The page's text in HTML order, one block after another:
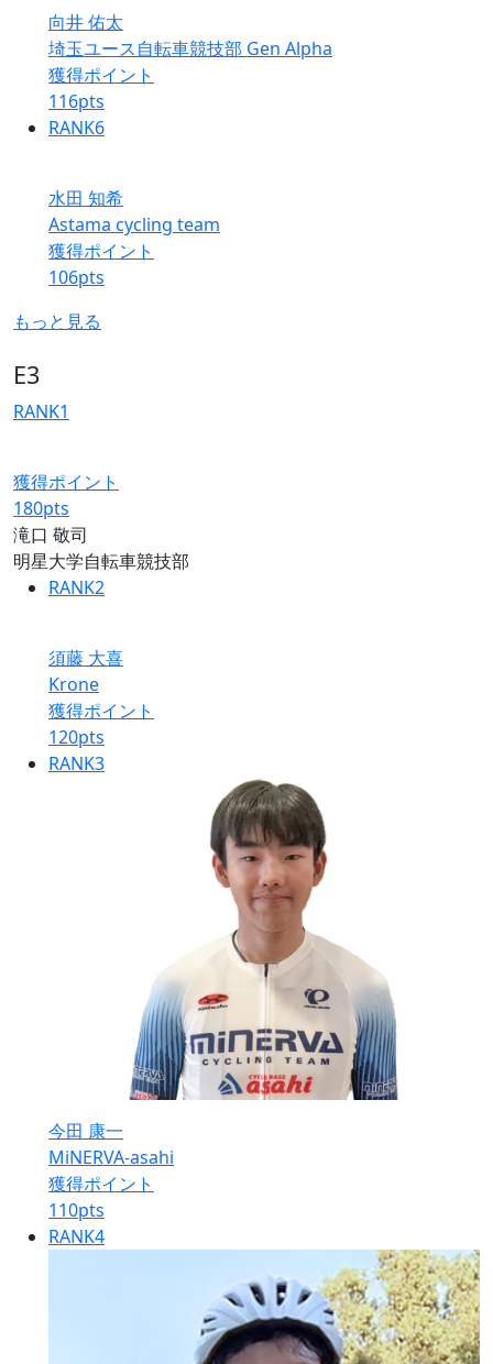
向井 佑太
埼玉ユース自転車競技部 Gen Alpha
獲得ポイント
116pts
RANK6
水田 知希
Astama cycling team
獲得ポイント
106pts
もっと見る
E3
RANK1
獲得ポイント
180pts
滝口 敬司
明星大学自転車競技部
RANK2
須藤 大喜
Krone
獲得ポイント
120pts
RANK3
今田 康一
MiNERVA-asahi
獲得ポイント
110pts
RANK4